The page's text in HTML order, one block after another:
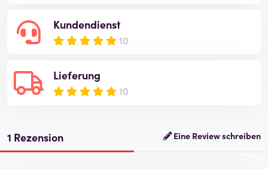
Kundendienst
10
Lieferung
10
1 Rezension Eine Review schreiben